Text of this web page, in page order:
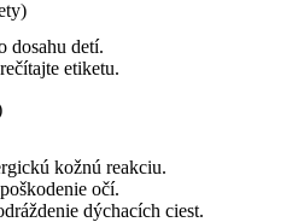
dosahu detí.
etiketu.
kožnú reakciu.
očí.
dýchacích ciest.